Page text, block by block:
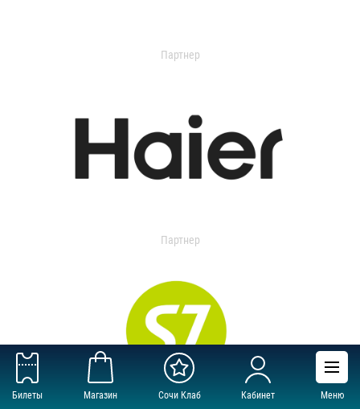
Билеты Магазин Сочи Клаб Кабинет Меню
Партнер
Партнер